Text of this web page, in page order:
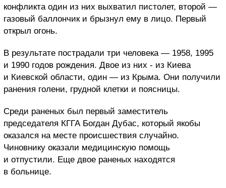
конфликта один из них выхватил пистолет, второй —
газовый баллончик и брызнул ему в лицо. Первый
открыл огонь.
В результате пострадали три человека — 1958, 1995
и 1990 годов рождения. Двое из них - из Киева
и Киевской области, один — из Крыма. Они получили
ранения голени, грудной клетки и поясницы.
Среди раненых был первый заместитель
председателя КГГА Богдан Дубас, который якобы
оказался на месте происшествия случайно.
Чиновнику оказали медицинскую помощь
и отпустили. Еще двое раненых находятся
в больнице.